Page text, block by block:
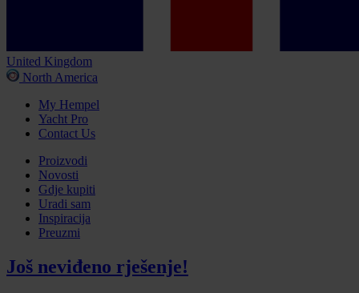
United Kingdom
North America
My Hempel
Yacht Pro
Contact Us
Proizvodi
Novosti
Gdje kupiti
Uradi sam
Inspiracija
Preuzmi
Još neviđeno rješenje!